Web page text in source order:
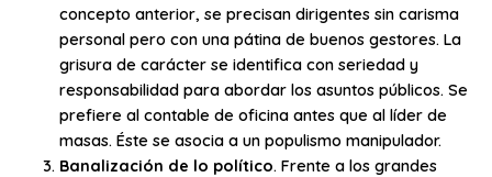
concepto anterior, se precisan dirigentes sin carisma
personal pero con una pátina de buenos gestores. La
grisura de carácter se identifica con seriedad y
responsabilidad para abordar los asuntos públicos. Se
prefiere al contable de oficina antes que al líder de
masas. Éste se asocia a un populismo manipulador.
Banalización de lo político. Frente a los grandes